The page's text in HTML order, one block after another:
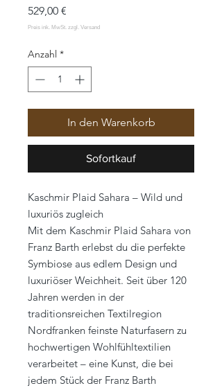
529,00 €
Anzahl *
In den Warenkorb
Sofortkauf
Kaschmir Plaid Sahara – Wild und
luxuriös zugleich
Mit dem Kaschmir Plaid Sahara von
Franz Barth erlebst du die perfekte
Symbiose aus edlem Design und
luxuriöser Weichheit. Seit über 120
Jahren werden in der
traditionsreichen Textilregion
Nordfranken feinste Naturfasern zu
hochwertigen Wohlfühltextilien
verarbeitet – eine Kunst, die bei
jedem Stück der Franz Barth